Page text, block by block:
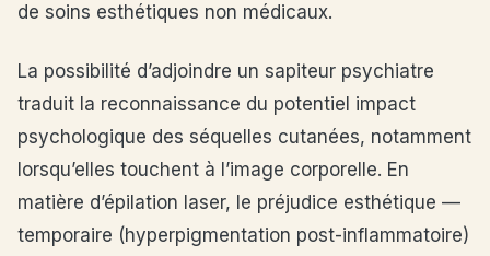
de soins esthétiques non médicaux.
La possibilité d’adjoindre un sapiteur psychiatre
traduit la reconnaissance du potentiel impact
psychologique des séquelles cutanées, notamment
lorsqu’elles touchent à l’image corporelle. En
matière d’épilation laser, le préjudice esthétique —
temporaire (hyperpigmentation post-inflammatoire)